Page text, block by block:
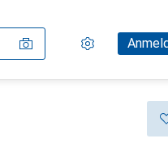
Einstellungen
Kundenkonto
Vergleichslisten
Merklisten
Warenkorb